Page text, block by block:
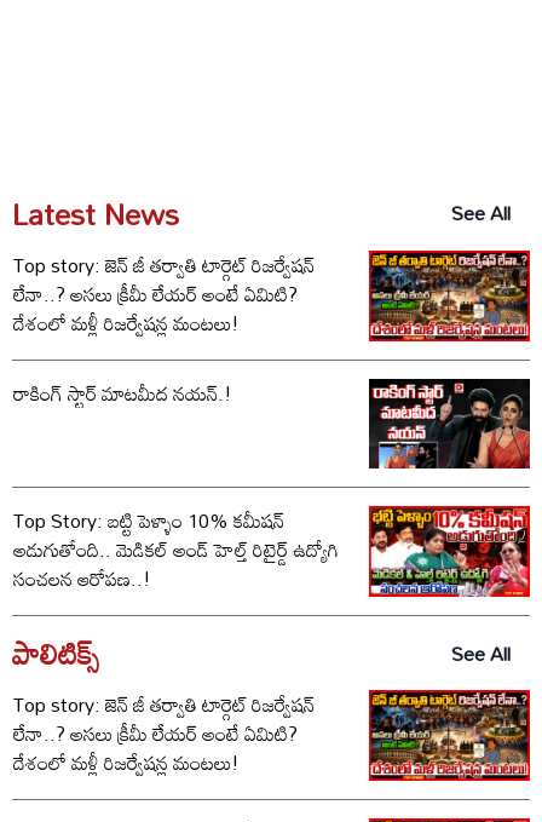
Latest News
See All
Top story: జెన్ జీ తర్వాతి టార్గెట్ రిజర్వేషన్
లేనా..? అసలు క్రీమీ లేయర్ అంటే ఏమిటి?
దేశంలో మళ్లీ రిజర్వేషన్ల మంటలు!
రాకింగ్ స్టార్ మాటమీద నయన్.!
Top Story: బట్టి పెళ్ళాం 10% కమీషన్‌
అడుగుతోంది.. మెడికల్ అండ్ హెల్త్ రిటైర్డ్ ఉద్యోగి
సంచలన ఆరోపణ..!
పాలిటిక్స్‌
See All
Top story: జెన్ జీ తర్వాతి టార్గెట్ రిజర్వేషన్
లేనా..? అసలు క్రీమీ లేయర్ అంటే ఏమిటి?
దేశంలో మళ్లీ రిజర్వేషన్ల మంటలు!